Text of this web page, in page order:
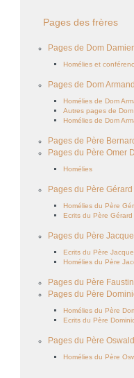
Pages des frères
Pages de Dom
Homélies et
Pages de Dom
Homélies de Dom
Autres pages de
Homélies de Dom
Pages de Père
Pages du Père Omer
Homélies
Pages du Père
Homélies du Père
Ecrits du Père Gérard
Pages du Père
Ecrits du Père
Homélies du Père
Pages du Père
Pages du Père
Homélies du Père
Ecrits du Père
Pages du Père
Homélies du Père